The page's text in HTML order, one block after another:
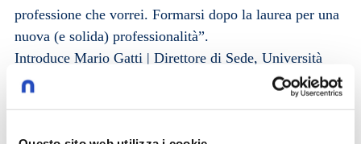
professione che vorrei. Formarsi dopo la laurea per una
nuova (e solida) professionalità”.
Introduce Mario Gatti | Direttore di Sede, Università
Cattolica del Sacro Cuore Modera Fabio Pizzul |
Giornalista Intervengono Glenda Quintini | Economista,